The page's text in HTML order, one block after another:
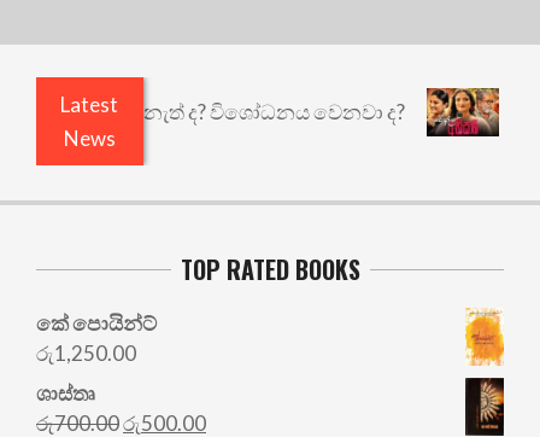
Latest
News
කුඩු නැත් ද? විශෝධනය වෙනවා ද?
TOP RATED BOOKS
කේ පොයින්ට්
රු1,250.00
ශාස්තෘ
රු700.00Original
රු500.00Current